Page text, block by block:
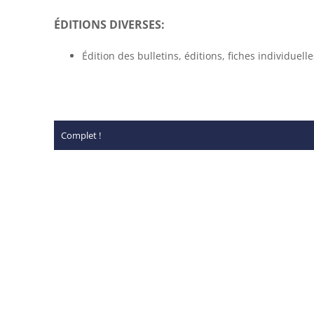
ÉDITIONS DIVERSES:
Édition des bulletins, éditions, fiches
Complet !